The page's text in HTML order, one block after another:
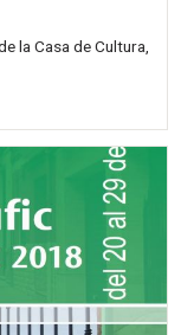
la Casa de Cultura,